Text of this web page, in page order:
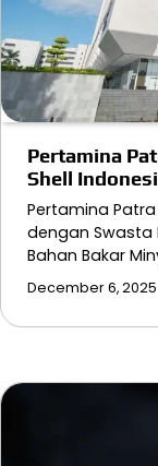
Pertamina
Shell
Pertamina
dengan Swasta
Bahan Bakar
December 6, 2025